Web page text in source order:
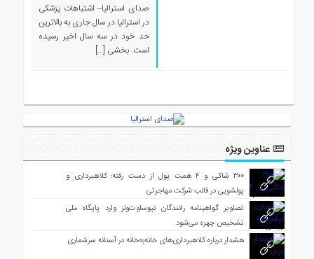
صدای استرالیا– اشتباهات پزشکی
در استرالیا در سال جاری به بالاترین
حد خود در سه سال اخیر رسیده
است. بخشی […]
عناوین ویژه
۳۰۰ شاکی و ۴ همت پول از دست رفته؛ کلاهبرداری و
پولشویی در قالب شرکت مهاجرتی
تصاویر گواهینامه رانندگان نیوساوت‌ولز وارد پایگاه ملی
تشخیص چهره می‌شود
هشدار درباره کلاهبرداری‌های خانه‌به‌خانه در آستانه سرشماری